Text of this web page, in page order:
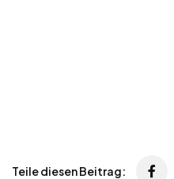
Teile diesen Beitrag: